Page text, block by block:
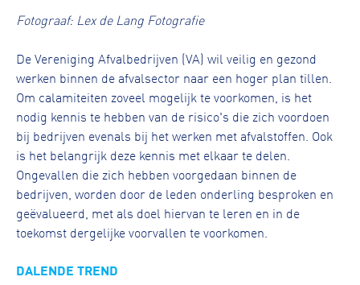
Fotograaf: Lex de Lang Fotografie
De Vereniging Afvalbedrijven (VA) wil veilig en gezond
werken binnen de afvalsector naar een hoger plan tillen.
Om calamiteiten zoveel mogelijk te voorkomen, is het
nodig kennis te hebben van de risico's die zich voordoen
bij bedrijven evenals bij het werken met afvalstoffen. Ook
is het belangrijk deze kennis met elkaar te delen.
Ongevallen die zich hebben voorgedaan binnen de
bedrijven, worden door de leden onderling besproken en
geëvalueerd, met als doel hiervan te leren en in de
toekomst dergelijke voorvallen te voorkomen.
DALENDE TREND